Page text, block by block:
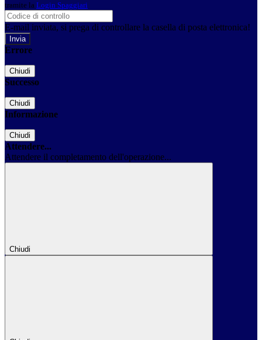
tramite la Login Spaggiari
E-mail inviata, si prega di controllare la casella di posta elettronica!
Errore
Chiudi
Successo
Chiudi
Informazione
Chiudi
Attendere...
Attendere il completamento dell'operazione...
Chiudi